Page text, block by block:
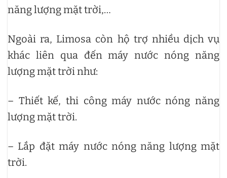
năng lượng mặt trời,…
Ngoài ra, Limosa còn hộ trợ nhiều dịch vụ
khác liên qua đến máy nước nóng năng
lượng mặt trời như:
– Thiết kế, thi công máy nước nóng năng
lượng mặt trời.
– Lắp đặt máy nước nóng năng lượng mặt
trời.